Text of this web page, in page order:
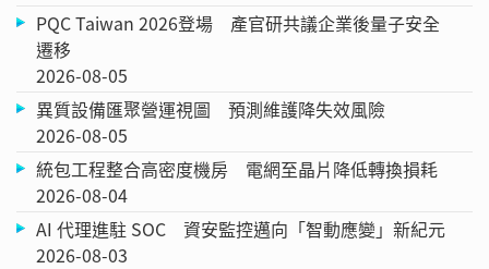
PQC Taiwan 2026登場 產官研共議企業後量子安全
遷移
2026-08-05
異質設備匯聚營運視圖 預測維護降失效風險
2026-08-05
統包工程整合高密度機房 電網至晶片降低轉換損耗
2026-08-04
AI 代理進駐 SOC 資安監控邁向「智動應變」新紀元
2026-08-03